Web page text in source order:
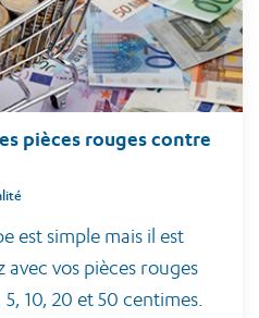
pièces rouges contre
est simple mais il est
avec vos pièces rouges
10, 20 et 50 centimes.